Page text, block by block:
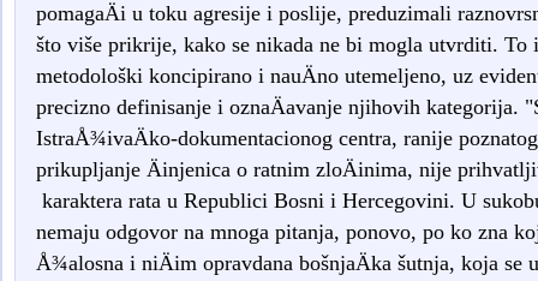
pomagaÄi u toku agresije i poslije, preduzimali
što više prikrije, kako se nikada ne bi mogla utvrditi.
metodološki koncipirano i nauÄno utemeljeno, uz
precizno definisanje i oznaÄavanje njihovih kategorija.
IstraÅ¾ivaÄko-dokumentacionog centra, ranije
prikupljanje Äinjenica o ratnim zloÄinima, nije
karaktera rata u Republici Bosni i Hercegovini. U
nemaju odgovor na mnoga pitanja, ponovo, po ko zna
Å¾alosna i niÄim opravdana bošnjaÄka šutnja, koja se